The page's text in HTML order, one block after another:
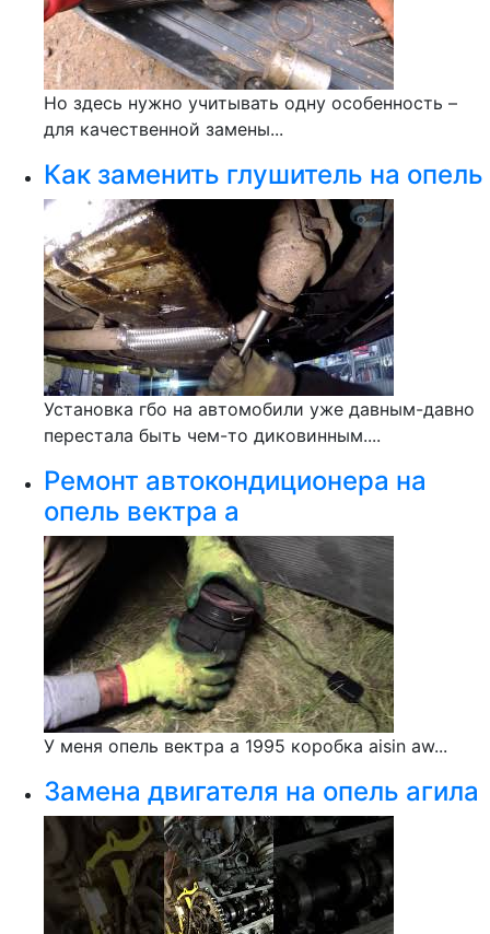
Но здесь нужно учитывать одну особенность –
для качественной замены...
Как заменить глушитель на опель
Установка гбо на автомобили уже давным-давно
перестала быть чем-то диковинным....
Ремонт автокондиционера на
опель вектра а
У меня опель вектра а 1995 коробка aisin aw...
Замена двигателя на опель агила